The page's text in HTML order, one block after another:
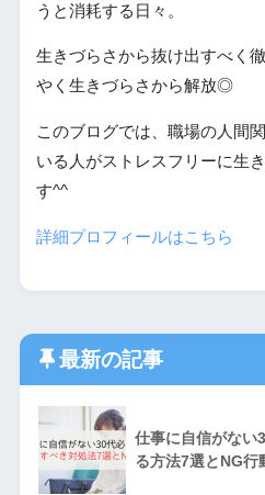
うと消耗する日々。
生きづらさから抜け出すべく
やく生きづらさから解放◎
このブログでは、職場の人間
いる人がストレスフリーに生
す^^
詳細プロフィールはこちら
最新の記事
仕事に自信がない
る方法7選とNG行